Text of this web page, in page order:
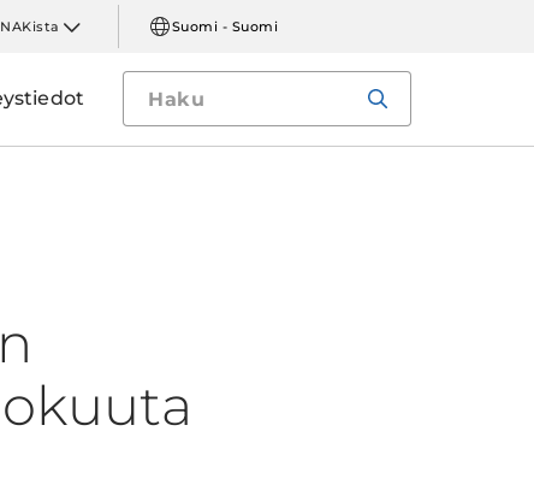
Suomi - Suomi